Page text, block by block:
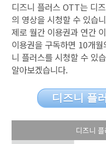
디즈니 플러스 OTT는 디
의 영상을 시청할 수 있습
제로 월간 이용권과 연간
이용권을 구독하면 10개월
니 플러스를 시청할 수 있
알아보겠습니다.
디즈니 플
디즈니